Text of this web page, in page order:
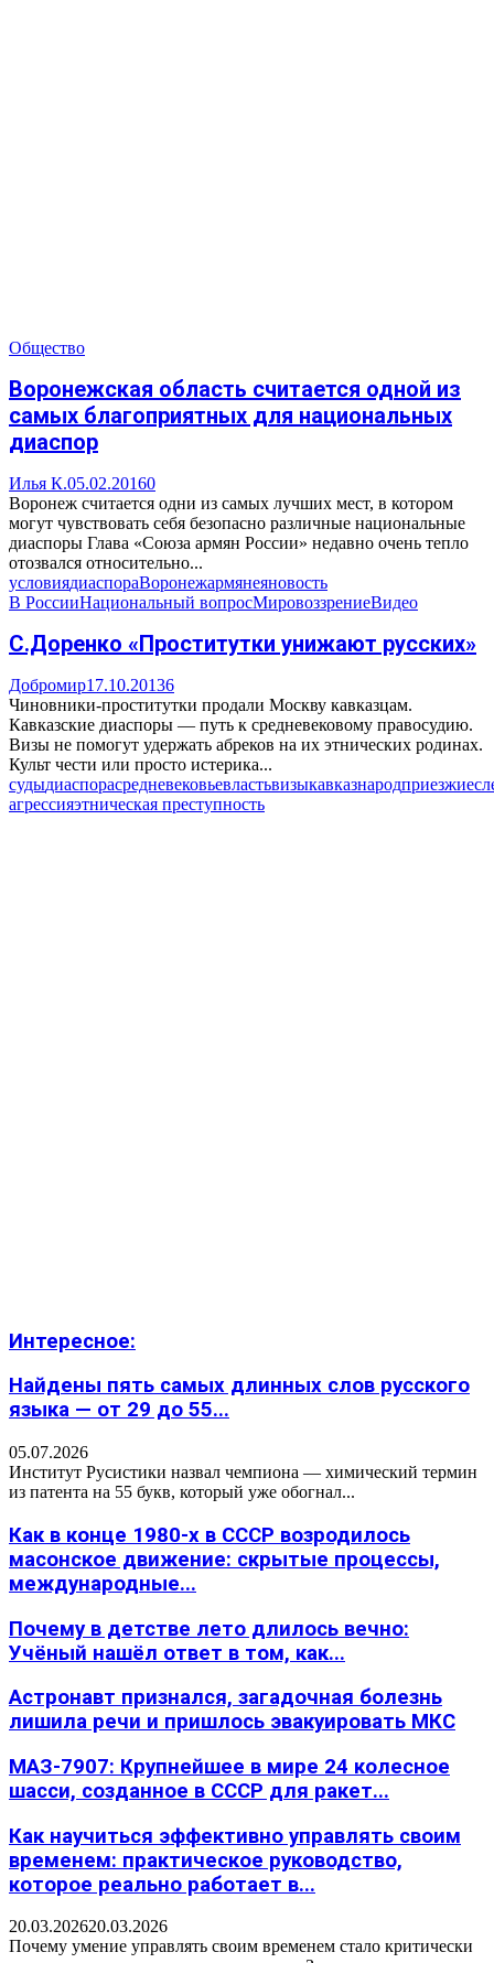
Общество
Воронежская область считается одной из
самых благоприятных для национальных
диаспор
Илья К.05.02.20160
Воронеж считается одни из самых лучших мест, в котором
могут чувствовать себя безопасно различные национальные
диаспоры Глава «Союза армян России» недавно очень тепло
отозвался относительно...
условиядиаспораВоронежармянеяновость
В РоссииНациональный вопросМировоззрениеВидео
С.Доренко «Проститутки унижают русских»
Добромир17.10.20136
Чиновники-проститутки продали Москву кавказцам.
Кавказские диаспоры — путь к средневековому правосудию.
Визы не помогут удержать абреков на их этнических родинах.
Культ чести или просто истерика...
судыдиаспорасредневековьевластьвизыкавказнародприезжие
агрессияэтническая преступность
Интересное:
Найдены пять самых длинных слов русского
языка — от 29 до 55...
05.07.2026
Институт Русистики назвал чемпиона — химический термин
из патента на 55 букв, который уже обогнал...
Как в конце 1980-х в СССР возродилось
масонское движение: скрытые процессы,
международные...
Почему в детстве лето длилось вечно:
Учёный нашёл ответ в том, как...
Астронавт признался, загадочная болезнь
лишила речи и пришлось эвакуировать МКС
МАЗ-7907: Крупнейшее в мире 24 колесное
шасси, созданное в СССР для ракет...
Как научиться эффективно управлять своим
временем: практическое руководство,
которое реально работает в...
20.03.202620.03.2026
Почему умение управлять своим временем стало критически